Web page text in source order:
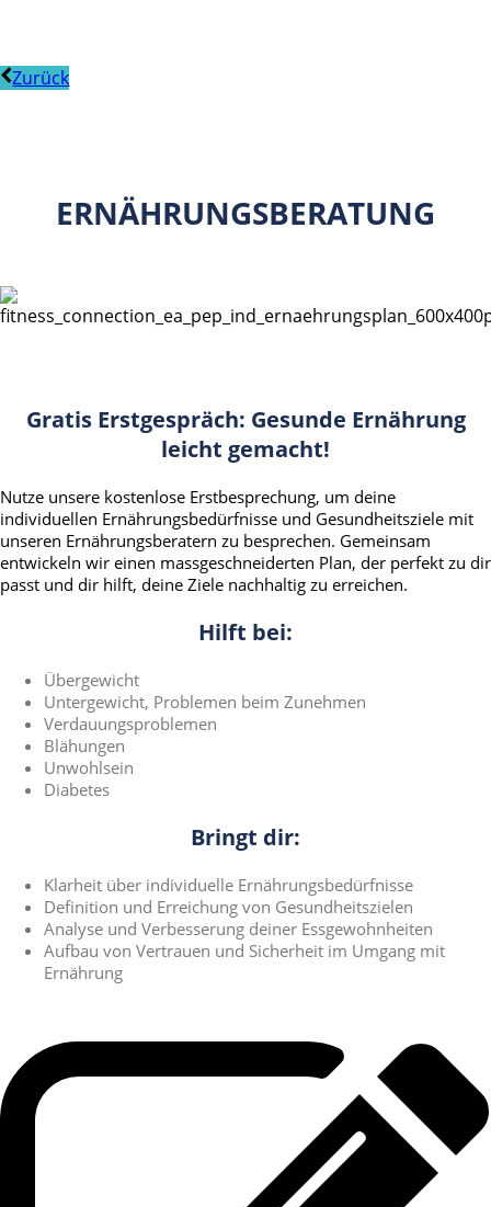
Zurück
ERNÄHRUNGSBERATUNG
Gratis Erstgespräch: Gesunde Ernährung
leicht gemacht!
Nutze unsere kostenlose Erstbesprechung, um deine
individuellen Ernährungsbedürfnisse und Gesundheitsziele mit
unseren Ernährungsberatern zu besprechen. Gemeinsam
entwickeln wir einen massgeschneiderten Plan, der perfekt zu dir
passt und dir hilft, deine Ziele nachhaltig zu erreichen.
Hilft bei:
Übergewicht
Untergewicht, Problemen beim Zunehmen
Verdauungsproblemen
Blähungen
Unwohlsein
Diabetes
Bringt dir:
Klarheit über individuelle Ernährungsbedürfnisse
Definition und Erreichung von Gesundheitszielen
Analyse und Verbesserung deiner Essgewohnheiten
Aufbau von Vertrauen und Sicherheit im Umgang mit
Ernährung